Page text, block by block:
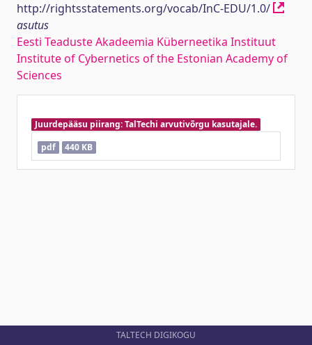
http://rightsstatements.org/vocab/InC-EDU/1.0/
asutus
Eesti Teaduste Akadeemia Küberneetika Instituut
Institute of Cybernetics of the Estonian Academy of
Sciences
Juurdepääsu piirang: TalTechi arvutivõrgu kasutajale.
pdf
440 KB
TALTECH DIGIKOGU